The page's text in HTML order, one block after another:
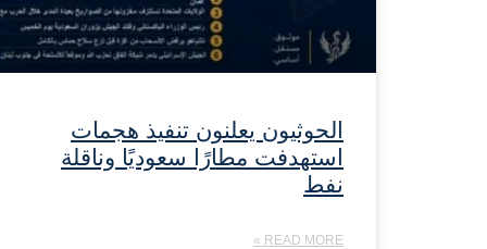
الحوثيون يعلنون تنفيذ هجمات
استهدفت مطارًا سعوديًا وناقلة
نفط
READ MORE »